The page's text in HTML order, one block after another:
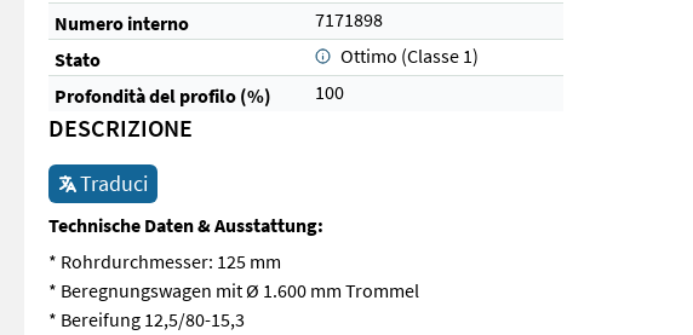
Numero interno
7171898
Stato
Ottimo (Classe 1)
Profondità del profilo (%)
100
DESCRIZIONE
Traduci
Technische Daten & Ausstattung:
* Rohrdurchmesser: 125 mm
* Beregnungswagen mit Ø 1.600 mm Trommel
* Bereifung 12,5/80-15,3